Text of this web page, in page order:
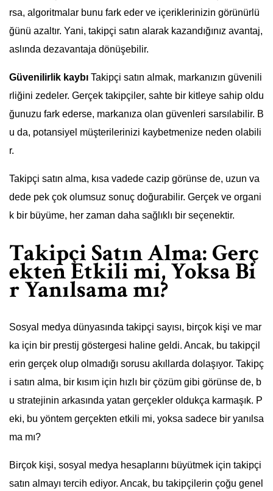
rsa, algoritmalar bunu fark eder ve içeriklerinizin görünürlü
ğünü azaltır. Yani, takipçi satın alarak kazandığınız avantaj,
aslında dezavantaja dönüşebilir.
Güvenilirlik kaybı Takipçi satın almak, markanızın güvenili
rliğini zedeler. Gerçek takipçiler, sahte bir kitleye sahip oldu
ğunuzu fark ederse, markanıza olan güvenleri sarsılabilir. B
u da, potansiyel müşterilerinizi kaybetmenize neden olabili
r.
Takipçi satın alma, kısa vadede cazip görünse de, uzun va
dede pek çok olumsuz sonuç doğurabilir. Gerçek ve organi
k bir büyüme, her zaman daha sağlıklı bir seçenektir.
Takipçi Satın Alma: Gerç
ekten Etkili mi, Yoksa Bi
r Yanılsama mı?
Sosyal medya dünyasında takipçi sayısı, birçok kişi ve mar
ka için bir prestij göstergesi haline geldi. Ancak, bu takipçil
erin gerçek olup olmadığı sorusu akıllarda dolaşıyor. Takipç
i satın alma, bir kısım için hızlı bir çözüm gibi görünse de, b
u stratejinin arkasında yatan gerçekler oldukça karmaşık. P
eki, bu yöntem gerçekten etkili mi, yoksa sadece bir yanılsa
ma mı?
Birçok kişi, sosyal medya hesaplarını büyütmek için takipçi
satın almayı tercih ediyor. Ancak, bu takipçilerin çoğu genel